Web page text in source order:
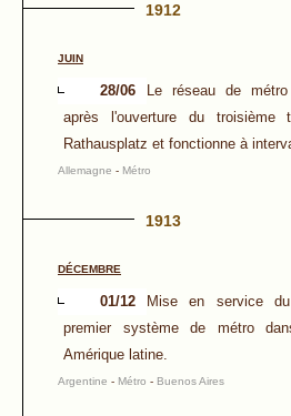
1912
JUIN
28/06
Le réseau de
après l'ouverture du troisième
Rathausplatz et fonctionne à
Allemagne - Métro
1913
DÉCEMBRE
01/12
Mise en service
premier système de métro
Amérique latine.
Argentine - Métro - Buenos Aires